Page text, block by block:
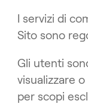
I servizi di
Sito sono
Gli utenti
visualizzare
per scopi